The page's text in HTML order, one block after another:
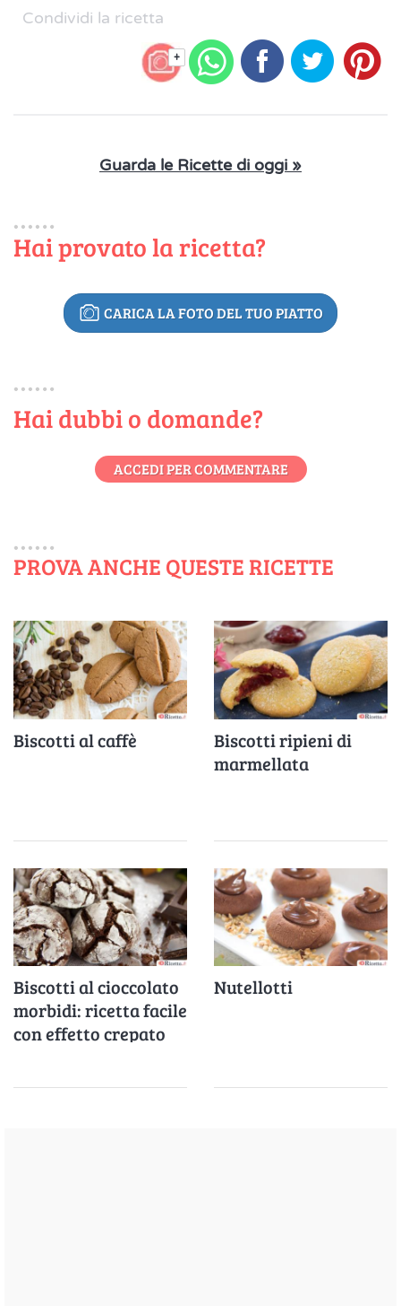
Condividi la ricetta
+
Guarda le Ricette di oggi »
Hai provato la ricetta?
CARICA LA FOTO DEL TUO PIATTO
Hai dubbi o domande?
ACCEDI PER COMMENTARE
PROVA ANCHE QUESTE RICETTE
Biscotti al caffè
Biscotti ripieni di
marmellata
Biscotti al cioccolato
morbidi: ricetta facile
con effetto crepato
Nutellotti